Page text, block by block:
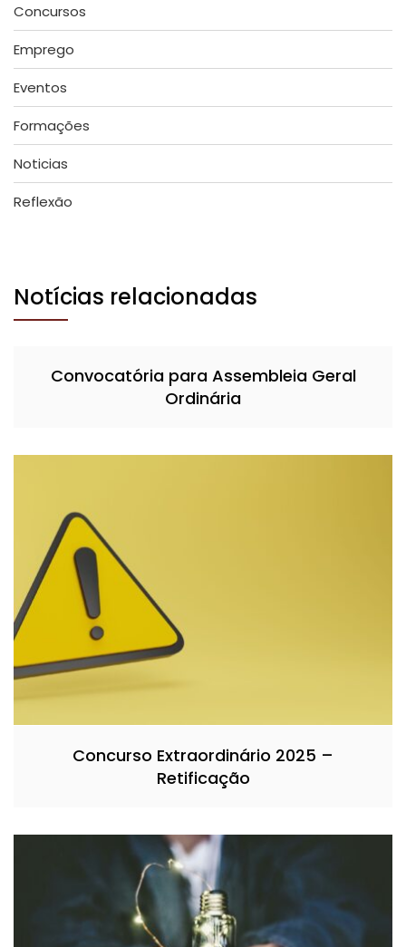
Concursos
Emprego
Eventos
Formações
Noticias
Reflexão
Notícias relacionadas
Convocatória para Assembleia Geral
Ordinária
Concurso Extraordinário 2025 –
Retificação